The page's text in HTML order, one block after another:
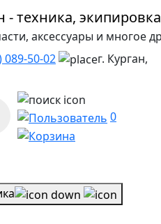
аксессуары и многое
089-50-02
г. Курган,
0